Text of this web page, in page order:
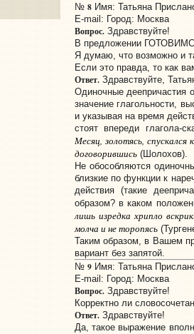
№ 8Имя: Татьяна
E-mail: Город: Москва
Вопрос.Здравствуйте!
В предложении
Я думаю, что возможно и
Если это правда, то как
Ответ.Здравствуйте,
Одиночные деепричастия
значение глагольности,
и указывая на время
стоят впереди глагола-
Месяц, золотясь, спускался
договорившись(Шолохов).
Не обособляются
близкие по функции к
действия (такие
образом? в каком
лишь изредка хрипло
молча и не торопясь
Таким образом, в Вашем
вариант без запятой.
№ 9Имя: Татьяна
E-mail: Город: Москва
Вопрос.Здравствуйте!
Корректно ли
Ответ.Здравствуйте!
Да, такое выражение